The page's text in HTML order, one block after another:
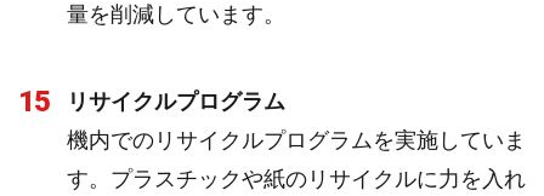
量を削減しています。
15
リサイクルプログラム
機内でのリサイクルプログラムを実施していま
す。プラスチックや紙のリサイクルに力を入れ